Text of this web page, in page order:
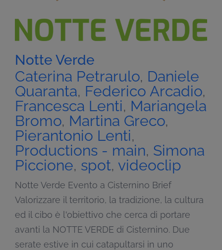
Notte Verde
Caterina Petrarulo, Daniele
Quaranta, Federico Arcadio,
Francesca Lenti, Mariangela
Bromo, Martina Greco,
Pierantonio Lenti,
Productions - main, Simona
Piccione, spot, videoclip
Notte Verde Evento a Cisternino Brief
Valorizzare il territorio, la tradizione, la cultura
ed il cibo è l'obiettivo che cerca di portare
avanti la NOTTE VERDE di Cisternino. Due
serate estive in cui catapultarsi in uno